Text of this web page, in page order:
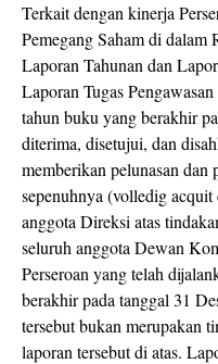
Terkait dengan kinerja
Pemegang Saham di
Laporan Tahunan dan
Laporan Tugas
tahun buku yang berakhir
diterima, disetujui, dan
memberikan pelunasan dan
sepenuhnya (volledig acquit
anggota Direksi atas
seluruh anggota Dewan
Perseroan yang telah
berakhir pada tanggal 31
tersebut bukan merupakan
laporan tersebut di atas.